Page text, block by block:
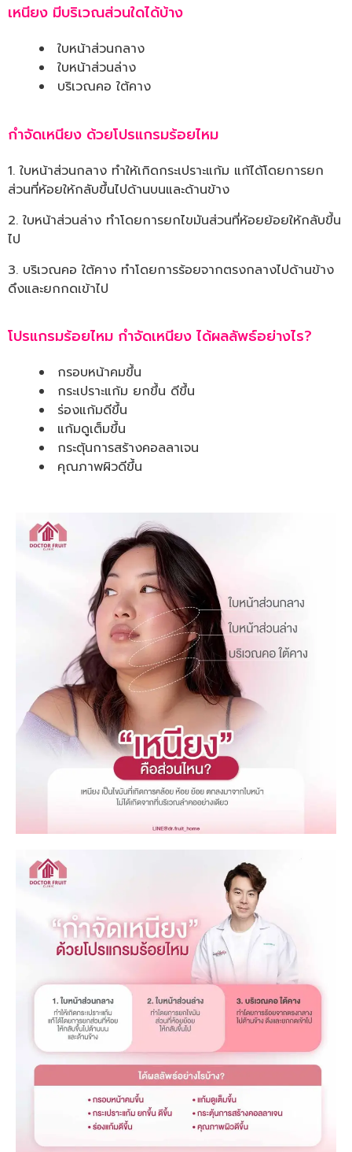
เหนียง มีบริเวณส่วนใดได้บ้าง
ใบหน้าส่วนกลาง
ใบหน้าส่วนล่าง
บริเวณคอ ใต้คาง
กำจัดเหนียง ด้วยโปรแกรมร้อยไหม
1. ใบหน้าส่วนกลาง ทำให้เกิดกระเปราะแก้ม แก้ได้โดยการยก
ส่วนที่ห้อยให้กลับขึ้นไปด้านบนและด้านข้าง
2. ใบหน้าส่วนล่าง ทำโดยการยกไขมันส่วนที่ห้อยย้อยให้กลับขึ้น
ไป
3. บริเวณคอ ใต้คาง ทำโดยการร้อยจากตรงกลางไปด้านข้าง
ดึงและยกกดเข้าไป
โปรแกรมร้อยไหม กำจัดเหนียง ได้ผลลัพธ์อย่างไร?
กรอบหน้าคมขึ้น
กระเปราะแก้ม ยกขึ้น ดีขึ้น
ร่องแก้มดีขึ้น
แก้มดูเต็มขึ้น
กระตุ้นการสร้างคอลลาเจน
คุณภาพผิวดีขึ้น